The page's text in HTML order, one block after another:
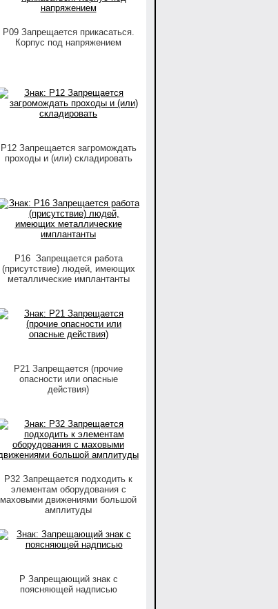
P09 Запрещается прикасаться.
Корпус под напряжением
P12 Запрещается загромождать
проходы и (или) складировать
P16 Запрещается работа
(присутствие) людей, имеющих
металлические имплантанты
P21 Запрещается (прочие
опасности или опасные
действия)
P32 Запрещается подходить к
элементам оборудования с
маховыми движениями большой
амплитуды
P Запрещающий знак с
поясняющей надписью